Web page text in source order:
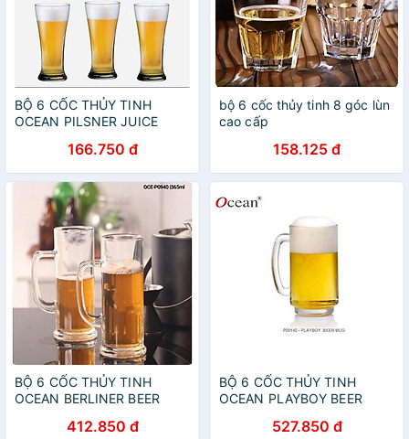
BỘ 6 CỐC THỦY TINH
OCEAN PILSNER JUICE
166.750 đ
bộ 6 cốc thủy tinh 8 góc lùn
cao cấp
158.125 đ
BỘ 6 CỐC THỦY TINH
OCEAN BERLINER BEER
412.850 đ
BỘ 6 CỐC THỦY TINH
OCEAN PLAYBOY BEER
527.850 đ